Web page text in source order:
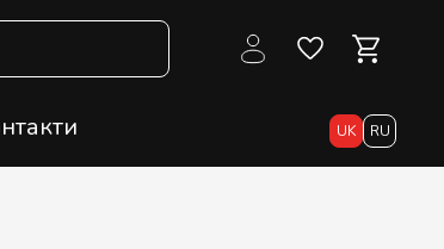
UK RU